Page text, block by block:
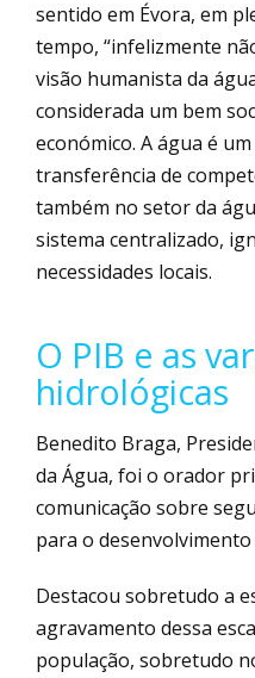
sentido em Évora, em
tempo, “infelizmente
visão humanista da
considerada um bem
económico. A água é
transferência de
também no setor da
sistema centralizado,
necessidades locais.
O PIB e as
hidrológicas
Benedito Braga,
da Água, foi o orador
comunicação sobre
para o
Destacou sobretudo a
agravamento dessa
população, sobretudo